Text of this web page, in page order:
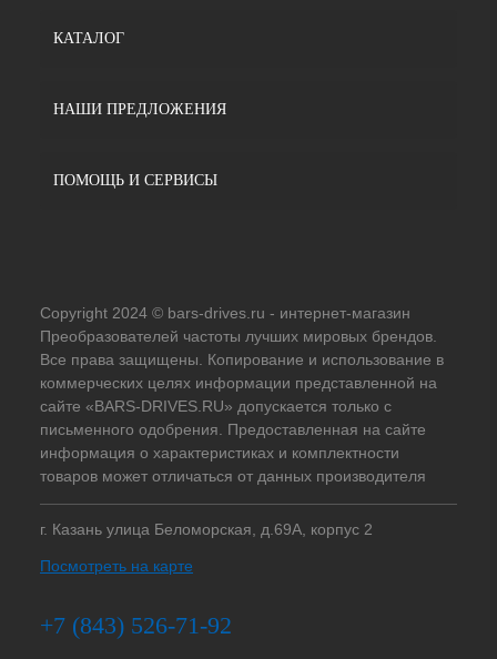
КАТАЛОГ
НАШИ ПРЕДЛОЖЕНИЯ
ПОМОЩЬ И СЕРВИСЫ
Copyright 2024 © bars-drives.ru - интернет-магазин
Преобразователей частоты лучших мировых брендов.
Все права защищены. Копирование и использование в
коммерческих целях информации представленной на
сайте «BARS-DRIVES.RU» допускается только с
письменного одобрения. Предоставленная на сайте
информация о характеристиках и комплектности
товаров может отличаться от данных производителя
г. Казань улица Беломорская, д.69А, корпус 2
Посмотреть на карте
+7 (843) 526-71-92